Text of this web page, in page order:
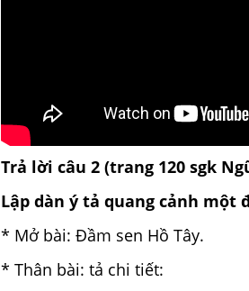
Trả lời câu 2 (trang 120 sgk
Lập dàn ý tả quang cảnh một
* Mở bài: Đầm sen Hồ Tây.
* Thân bài: tả chi tiết: